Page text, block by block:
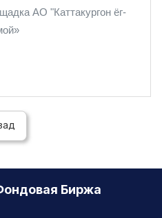
АО "Каттакургон ёг-
Биржа